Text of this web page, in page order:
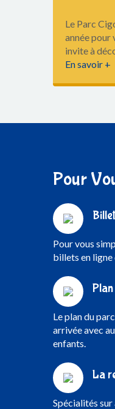
Le Parc
année pour
invite à
En savoir +
Pour
Pour vous
billets en ligne
Le plan du
arrivée avec
enfants.
La
Spécialités